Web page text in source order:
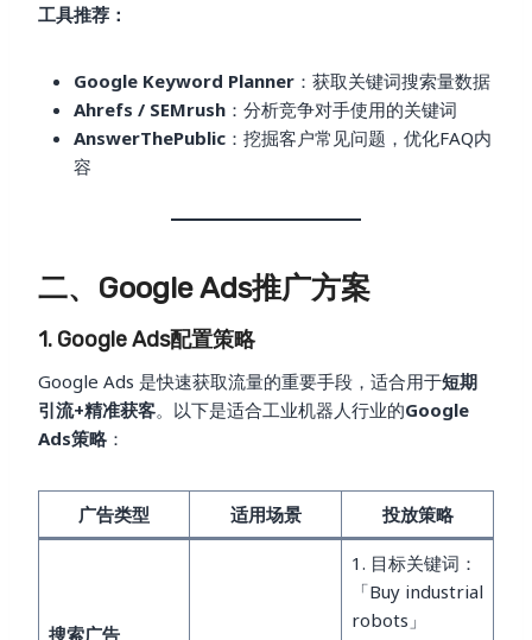
工具推荐：
Google Keyword Planner ：获取关键词搜索量数据
Ahrefs / SEMrush ：分析竞争对手使用的关键词
AnswerThePublic ：挖掘客户常见问题，优化FAQ内
容
二、Google Ads推广方案
1. Google Ads配置策略
Google Ads 是快速获取流量的重要手段，适合用于短期
引流+精准获客。以下是适合工业机器人行业的Google
Ads策略 ：
广告类型 适用场景 投放策略
搜索广告
1. 目标关键词：
「Buy industrial
robots」